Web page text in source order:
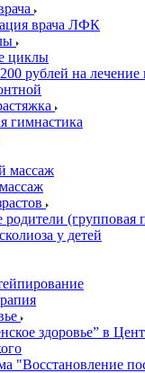
врача ЛФК
циклы
рублей на лечение
гимнастика
массаж
родители (групповая
у детей
здоровье” в
"Восстановление